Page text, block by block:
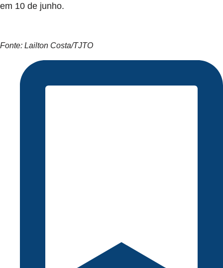
em 10 de junho.
Fonte: Lailton Costa/TJTO